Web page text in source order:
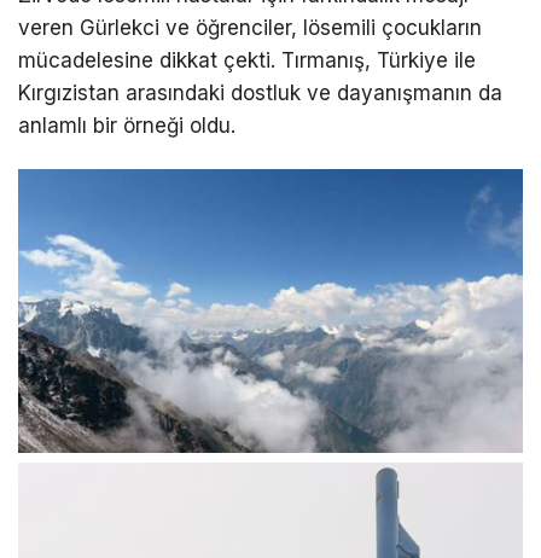
veren Gürlekci ve öğrenciler, lösemili çocukların
mücadelesine dikkat çekti. Tırmanış, Türkiye ile
Kırgızistan arasındaki dostluk ve dayanışmanın da
anlamlı bir örneği oldu.